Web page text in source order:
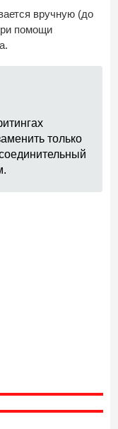
вручную (до
помощи
только